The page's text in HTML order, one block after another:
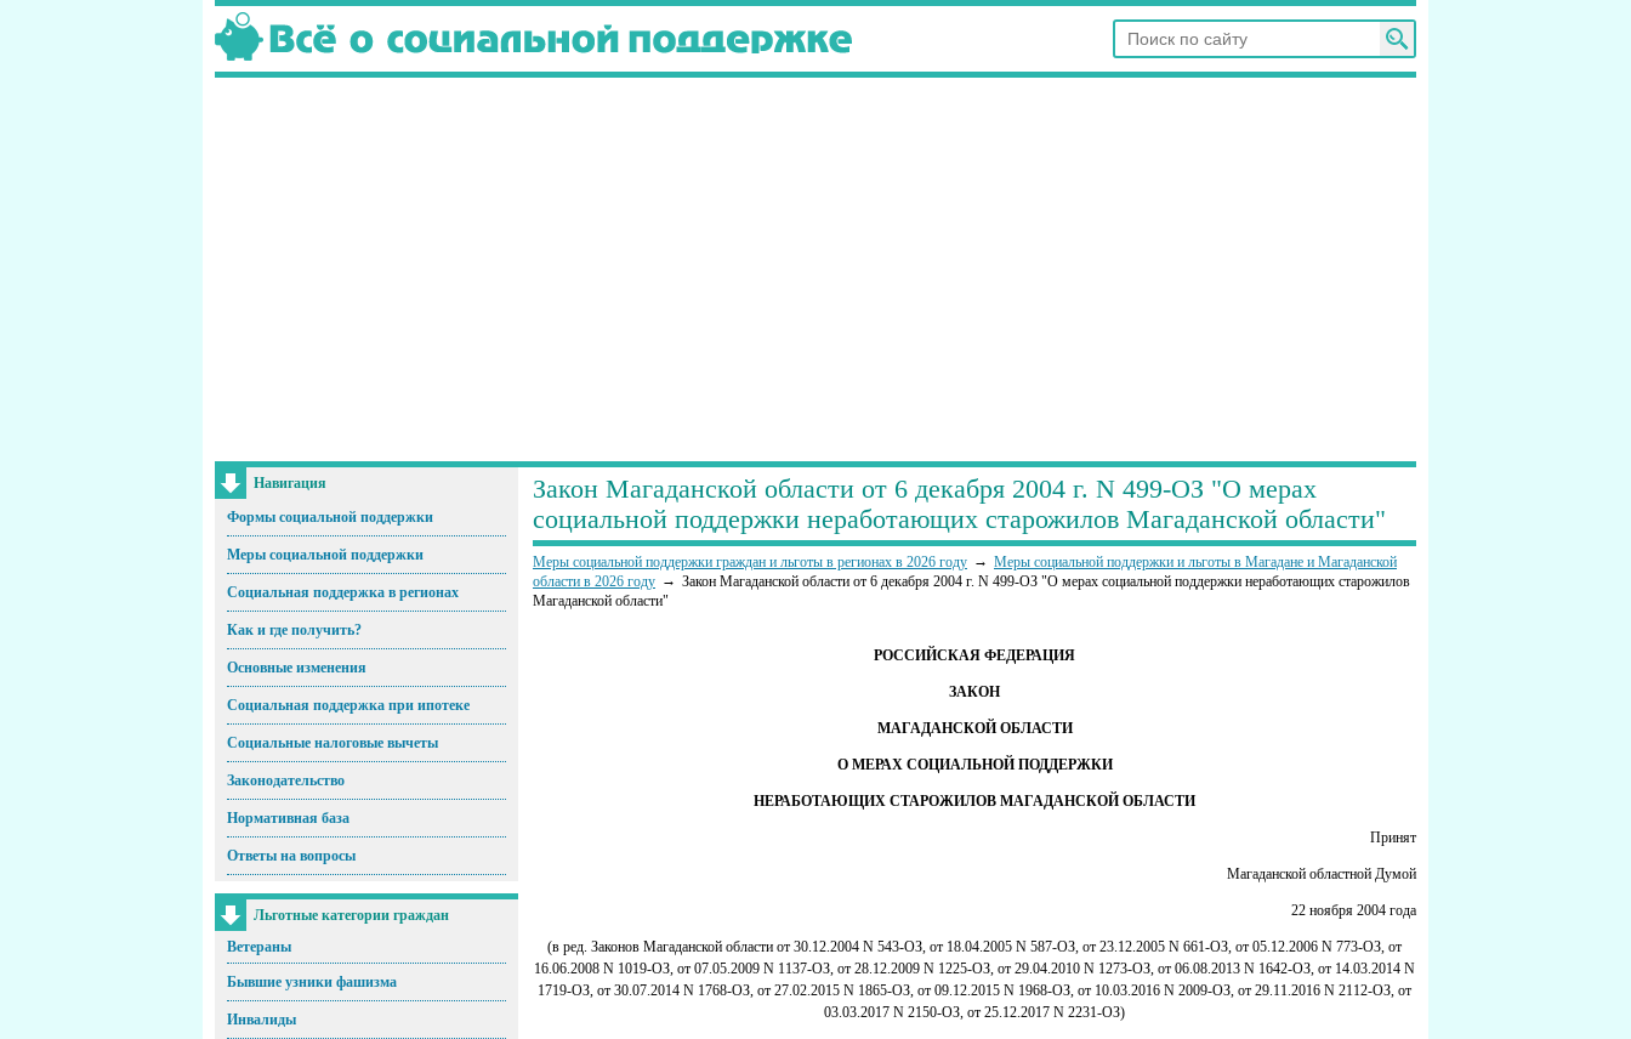
Навигация
Формы социальной поддержки
Меры социальной поддержки
Социальная поддержка в регионах
Как и где получить?
Основные изменения
Социальная поддержка при ипотеке
Социальные налоговые вычеты
Законодательство
Нормативная база
Ответы на вопросы
Льготные категории граждан
Ветераны
Бывшие узники фашизма
Инвалиды
Закон Магаданской области от 6 декабря 2004 г. N 499-ОЗ "О мерах
социальной поддержки неработающих старожилов Магаданской области"
Меры социальной поддержки граждан и льготы в регионах в 2026 году
Меры социальной поддержки и льготы в Магадане и Магаданской
области в 2026 году
Закон Магаданской области от 6 декабря 2004 г. N 499-ОЗ "О мерах социальной поддержки неработающих старожилов
Магаданской области"
РОССИЙСКАЯ ФЕДЕРАЦИЯ
ЗАКОН
МАГАДАНСКОЙ ОБЛАСТИ
О МЕРАХ СОЦИАЛЬНОЙ ПОДДЕРЖКИ
НЕРАБОТАЮЩИХ СТАРОЖИЛОВ МАГАДАНСКОЙ ОБЛАСТИ
Принят
Магаданской областной Думой
22 ноября 2004 года
(в ред. Законов Магаданской области от 30.12.2004 N 543-ОЗ, от 18.04.2005 N 587-ОЗ, от 23.12.2005 N 661-ОЗ, от 05.12.2006 N 773-ОЗ, от
16.06.2008 N 1019-ОЗ, от 07.05.2009 N 1137-ОЗ, от 28.12.2009 N 1225-ОЗ, от 29.04.2010 N 1273-ОЗ, от 06.08.2013 N 1642-ОЗ, от 14.03.2014 N
1719-ОЗ, от 30.07.2014 N 1768-ОЗ, от 27.02.2015 N 1865-ОЗ, от 09.12.2015 N 1968-ОЗ, от 10.03.2016 N 2009-ОЗ, от 29.11.2016 N 2112-ОЗ, от
03.03.2017 N 2150-ОЗ, от 25.12.2017 N 2231-ОЗ)